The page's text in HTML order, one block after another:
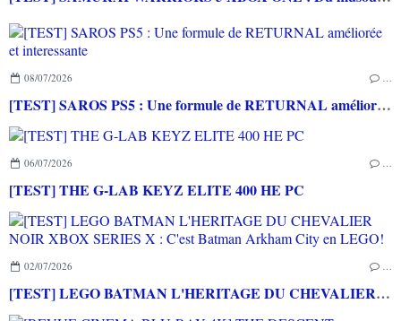
08/07/2026
[TEST] SAROS PS5 : Une formule de RETURNAL améliorée et interessante
06/07/2026
[TEST] THE G-LAB KEYZ ELITE 400 HE PC
02/07/2026
[TEST] LEGO BATMAN L'HERITAGE DU CHEVALIER NOIR XBOX SERIES X : C'est Batman Arkham City en LEGO!